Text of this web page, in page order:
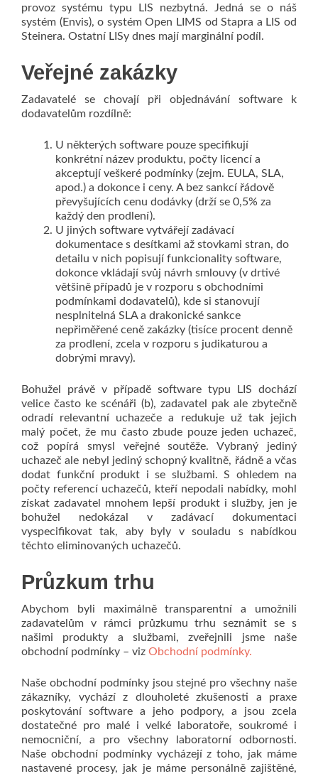
provoz systému typu LIS nezbytná. Jedná se o náš
systém (Envis), o systém Open LIMS od Stapra a LIS od
Steinera. Ostatní LISy dnes mají marginální podíl.
Veřejné zakázky
Zadavatelé se chovají při objednávání software k
dodavatelům rozdílně:
U některých software pouze specifikují
konkrétní název produktu, počty licencí a
akceptují veškeré podmínky (zejm. EULA, SLA,
apod.) a dokonce i ceny. A bez sankcí řádově
převyšujících cenu dodávky (drží se 0,5% za
každý den prodlení).
U jiných software vytvářejí zadávací
dokumentace s desítkami až stovkami stran, do
detailu v nich popisují funkcionality software,
dokonce vkládají svůj návrh smlouvy (v drtivé
většině případů je v rozporu s obchodními
podmínkami dodavatelů), kde si stanovují
nesplnitelná SLA a drakonické sankce
nepřiměřené ceně zakázky (tisíce procent denně
za prodlení, zcela v rozporu s judikaturou a
dobrými mravy).
Bohužel právě v případě software typu LIS dochází
velice často ke scénáři (b), zadavatel pak ale zbytečně
odradí relevantní uchazeče a redukuje už tak jejich
malý počet, že mu často zbude pouze jeden uchazeč,
což popírá smysl veřejné soutěže. Vybraný jediný
uchazeč ale nebyl jediný schopný kvalitně, řádně a včas
dodat funkční produkt i se službami. S ohledem na
počty referencí uchazečů, kteří nepodali nabídky, mohl
získat zadavatel mnohem lepší produkt i služby, jen je
bohužel nedokázal v zadávací dokumentaci
vyspecifikovat tak, aby byly v souladu s nabídkou
těchto eliminovaných uchazečů.
Průzkum trhu
Abychom byli maximálně transparentní a umožnili
zadavatelům v rámci průzkumu trhu seznámit se s
našimi produkty a službami, zveřejnili jsme naše
obchodní podmínky – viz Obchodní podmínky.
Naše obchodní podmínky jsou stejné pro všechny naše
zákazníky, vychází z dlouholeté zkušenosti a praxe
poskytování software a jeho podpory, a jsou zcela
dostatečné pro malé i velké laboratoře, soukromé i
nemocniční, a pro všechny laboratorní odbornosti.
Naše obchodní podmínky vycházejí z toho, jak máme
nastavené procesy, jak je máme personálně zajištěné,